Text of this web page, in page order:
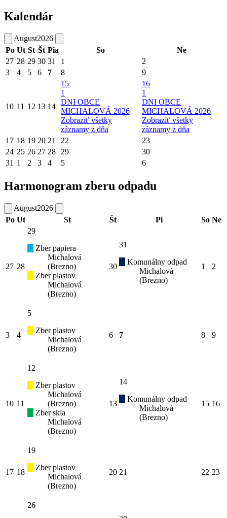
Kalendár
August2026
Po Ut St Št Pia So
Ne
27 28 29 30 31 1
2
3
4 5 6 7 8 9
10 11 12 13 14
15
1
DNI OBCE
MICHALOVÁ 2026
Zobraziť všetky
záznamy z dňa
16
1
DNI OBCE
MICHALOVÁ 2026
Zobraziť všetky
záznamy z dňa
17 18 19 20 21 22
23
24 25 26 27 28 29
30
31 1 2 3 4 5 6
Harmonogram zberu odpadu
August2026
Po Ut St Št Pi So Ne
27 28
29
Zber papiera
Michalová
(Brezno)
Zber plastov
Michalová
(Brezno)
30
31
Komunálny odpad
Michalová
(Brezno)
1 2
3 4
5
Zber plastov
Michalová
(Brezno)
6 7 8 9
10 11
12
Zber plastov
Michalová
(Brezno)
Zber skla
Michalová
(Brezno)
13
14
Komunálny odpad
Michalová
(Brezno)
15 16
17 18
19
Zber plastov
Michalová
(Brezno)
20 21 22 23
26